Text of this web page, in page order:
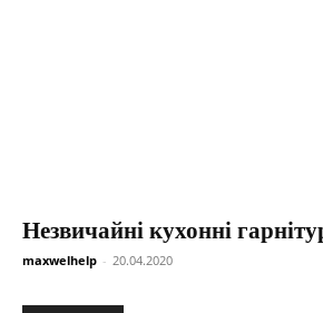
Незвичайні кухонні
maxwelhelp - 20.04.2020